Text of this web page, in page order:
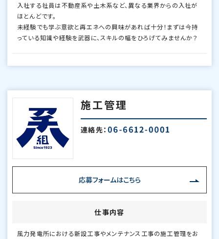
入社する社員は不動産系や土木系など、異なる業界からの入社が
ほとんどです。
未経験でも学ぶ意欲と再エネへの興味があれば十分！まずは今持
っている知識や経験を武器に、スキルの幅をひろげてみませんか？
施工管理
連絡先：
応募フォームはこちら
仕事内容
風力発電所における新設工事やメンテナンス工事の施工管理をお